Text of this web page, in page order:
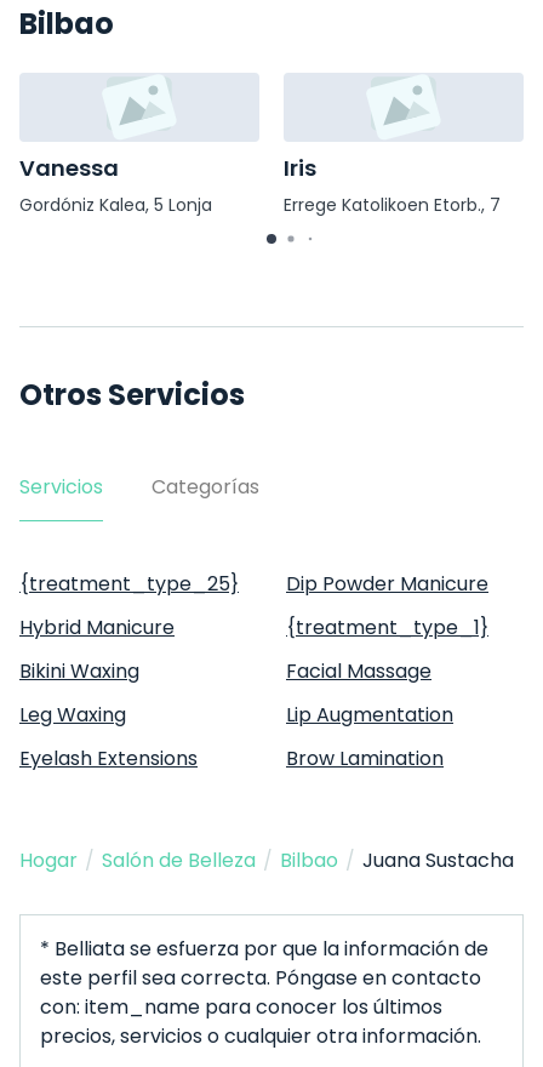
Bilbao
Vanessa
Gordóniz Kalea, 5 Lonja
Iris
Errege Katolikoen Etorb., 7
Otros Servicios
Servicios Categorías
{treatment_type_25}
Dip Powder Manicure
Hybrid Manicure
{treatment_type_1}
Bikini Waxing
Facial Massage
Leg Waxing
Lip Augmentation
Eyelash Extensions
Brow Lamination
Hogar / Salón de Belleza / Bilbao / Juana Sustacha
* Belliata se esfuerza por que la información de
este perfil sea correcta. Póngase en contacto
con: item_name para conocer los últimos
precios, servicios o cualquier otra información.